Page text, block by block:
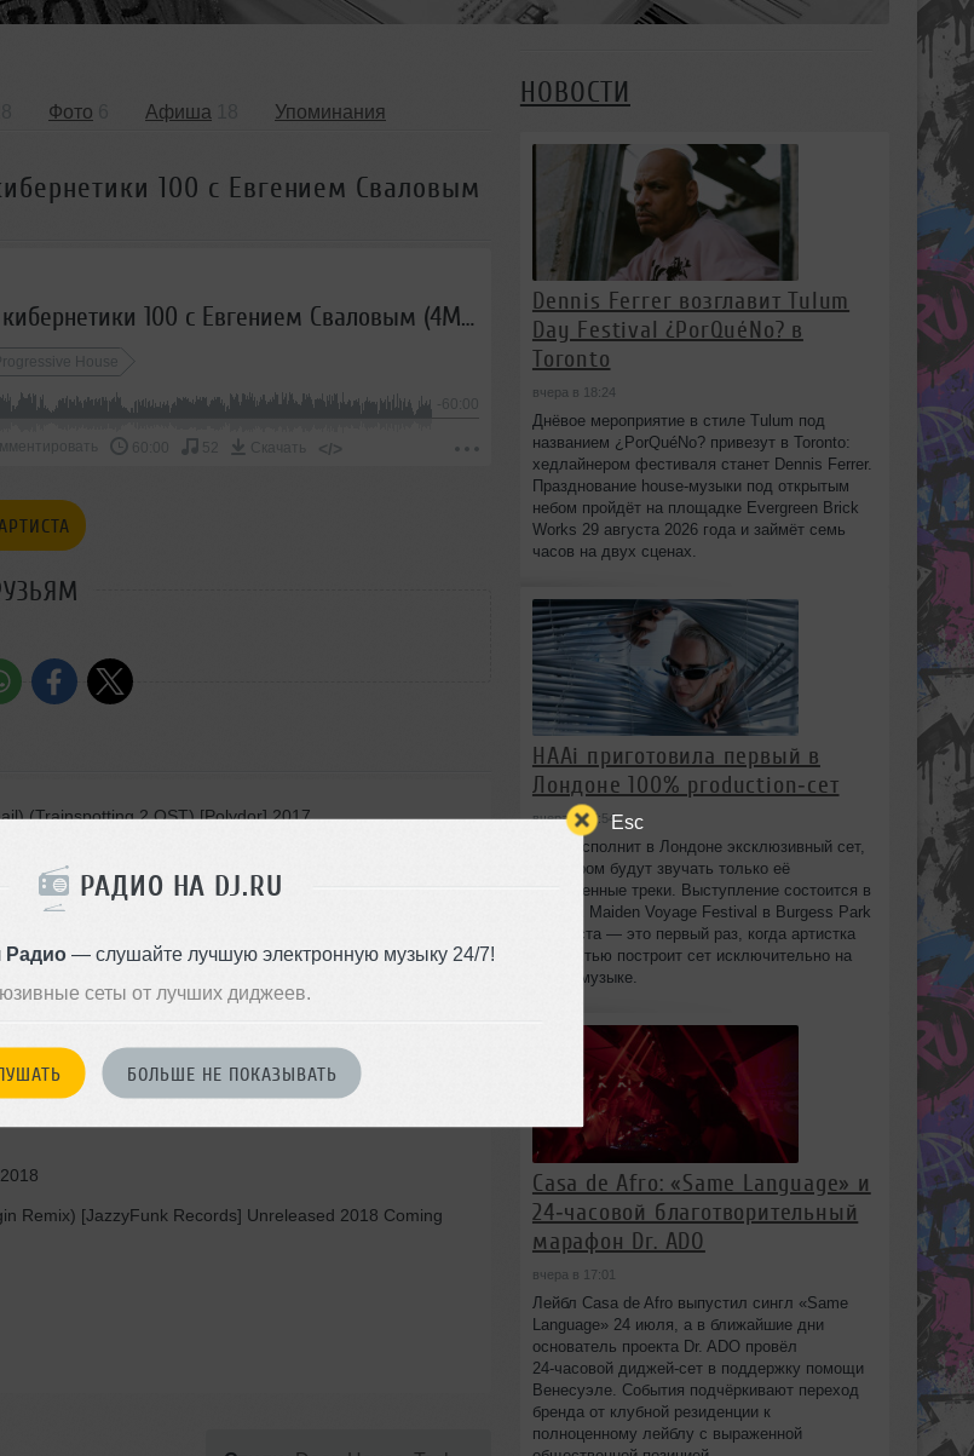
Esc
РАДИО НА DJ.RU
Радио— слушайте лучшую электронную музыку 24/7!
сеты от лучших диджеев.
БОЛЬШЕ НЕ ПОКАЗЫВАТЬ
Фото Афиша Упоминания
100 с Евгением Сваловым
Max Lyazgin — Микшер Русской кибернетики 100 с Евгением Сваловым (4Mal) и Александром Киреевым (05.09.2018)
Progressive House
-60:00
60:00 52 Скачать </>
(Trainspotting 2 OST) [Polydor] 2017
2011
Remix) [Jalapeno] 2017
Remix) [JazzyFunk Records] Unreleased 2018 Coming
НОВОСТИ
Dennis Ferrer возглавит Tulum
Day Festival ¿PorQuéNo? в
Toronto
вчера в 18:24
Днёвое мероприятие в стиле Tulum под
названием ¿PorQuéNo? привезут в Toronto:
хедлайнером фестиваля станет Dennis Ferrer.
Празднование house-музыки под открытым
небом пройдёт на площадке Evergreen Brick
Works 29 августа 2026 года и займёт семь
часов на двух сценах.
HAAi приготовила первый в
Лондоне 100% production‑сет
вчера в 17:54
HAAi исполнит в Лондоне эксклюзивный сет,
в котором будут звучать только её
собственные треки. Выступление состоится в
рамках Maiden Voyage Festival в Burgess Park
8 августа — это первый раз, когда артистка
полностью построит сет исключительно на
своей музыке.
Casa de Afro: «Same Language» и
24‑часовой благотворительный
марафон Dr. ADO
вчера в 17:01
Лейбл Casa de Afro выпустил сингл «Same
Language» 24 июля, а в ближайшие дни
основатель проекта Dr. ADO провёл
24‑часовой диджей‑сет в поддержку помощи
Венесуэле. События подчёркивают переход
бренда от клубной резиденции к
полноценному лейблу с выраженной